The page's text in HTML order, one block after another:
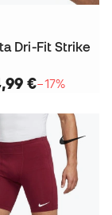
Dri-Fit Strike
€−17%